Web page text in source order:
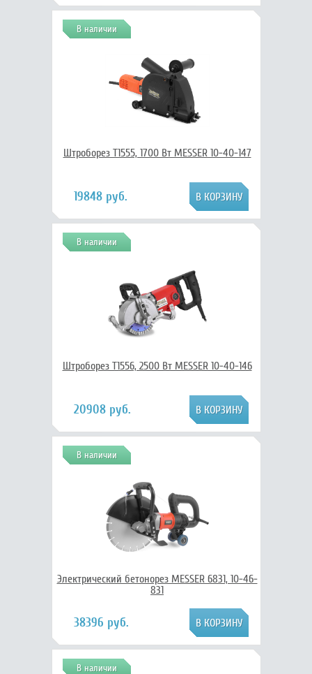
В наличии
Штроборез T1555, 1700 Вт MESSER 10-40-147
19848 руб.
В наличии
Штроборез T1556, 2500 Вт MESSER 10-40-146
20908 руб.
В наличии
Электрический бетонорез MESSER 6831, 10-46-
831
38396 руб.
В наличии